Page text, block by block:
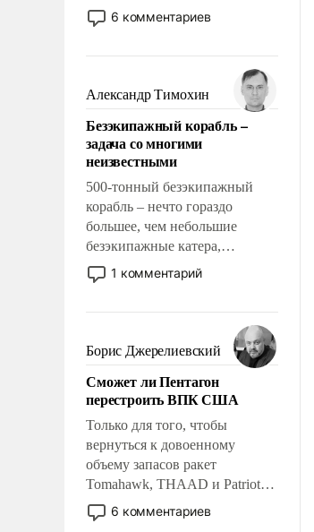
постепенно вытесняя и
отменяя традиционное
мужественным и твердым под
ударами судьбы, брать на себя
ответственность, помогать
слабым, идти вперед и
адаптироваться.
6 комментариев
Александр Тимохин
Безэкипажный корабль –
задача со многими
неизвестными
500-тонный безэкипажный
корабль – нечто гораздо
большее, чем небольшие
безэкипажные катера,
применение которых уже
стало обыденностью. Задача по
сложна и амбициозна. Однако
и ее реализация радикально
поднимет наши боевые
возможности.
1 комментарий
Борис Джерелиевский
Сможет ли Пентагон
перестроить ВПК США
Только для того, чтобы
вернуться к довоенному
объему запасов ракет
Tomahawk, THAAD и Patriot
США потребуется более трех
лет. Даже небольшая война с
6 комментариев